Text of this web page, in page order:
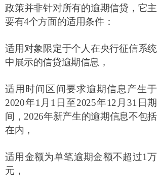
政策并非针对所有的逾期信贷，它主
要有4个方面的适用条件：
适用对象限定于个人在央行征信系统
中展示的信贷逾期信息，
适用时间区间要求逾期信息产生于
2020年1 月 1 日至2025年12 月 31 日期
间， 2026年新产生的逾期信息不包括
在内，
适用金额为单笔逾期金额不超过1万
元，